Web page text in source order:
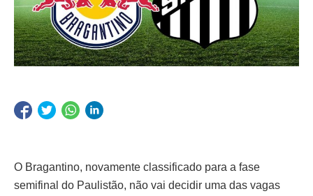
O Bragantino, novamente classificado para a fase
semifinal do Paulistão, não vai decidir uma das vagas